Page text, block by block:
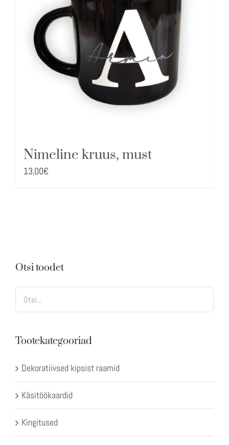
Nimeline kruus, must
13,00€
Otsi toodet
Tootekategooriad
Dekoratiivsed kipsist raamid
Käsitöökaardid
Kingitused